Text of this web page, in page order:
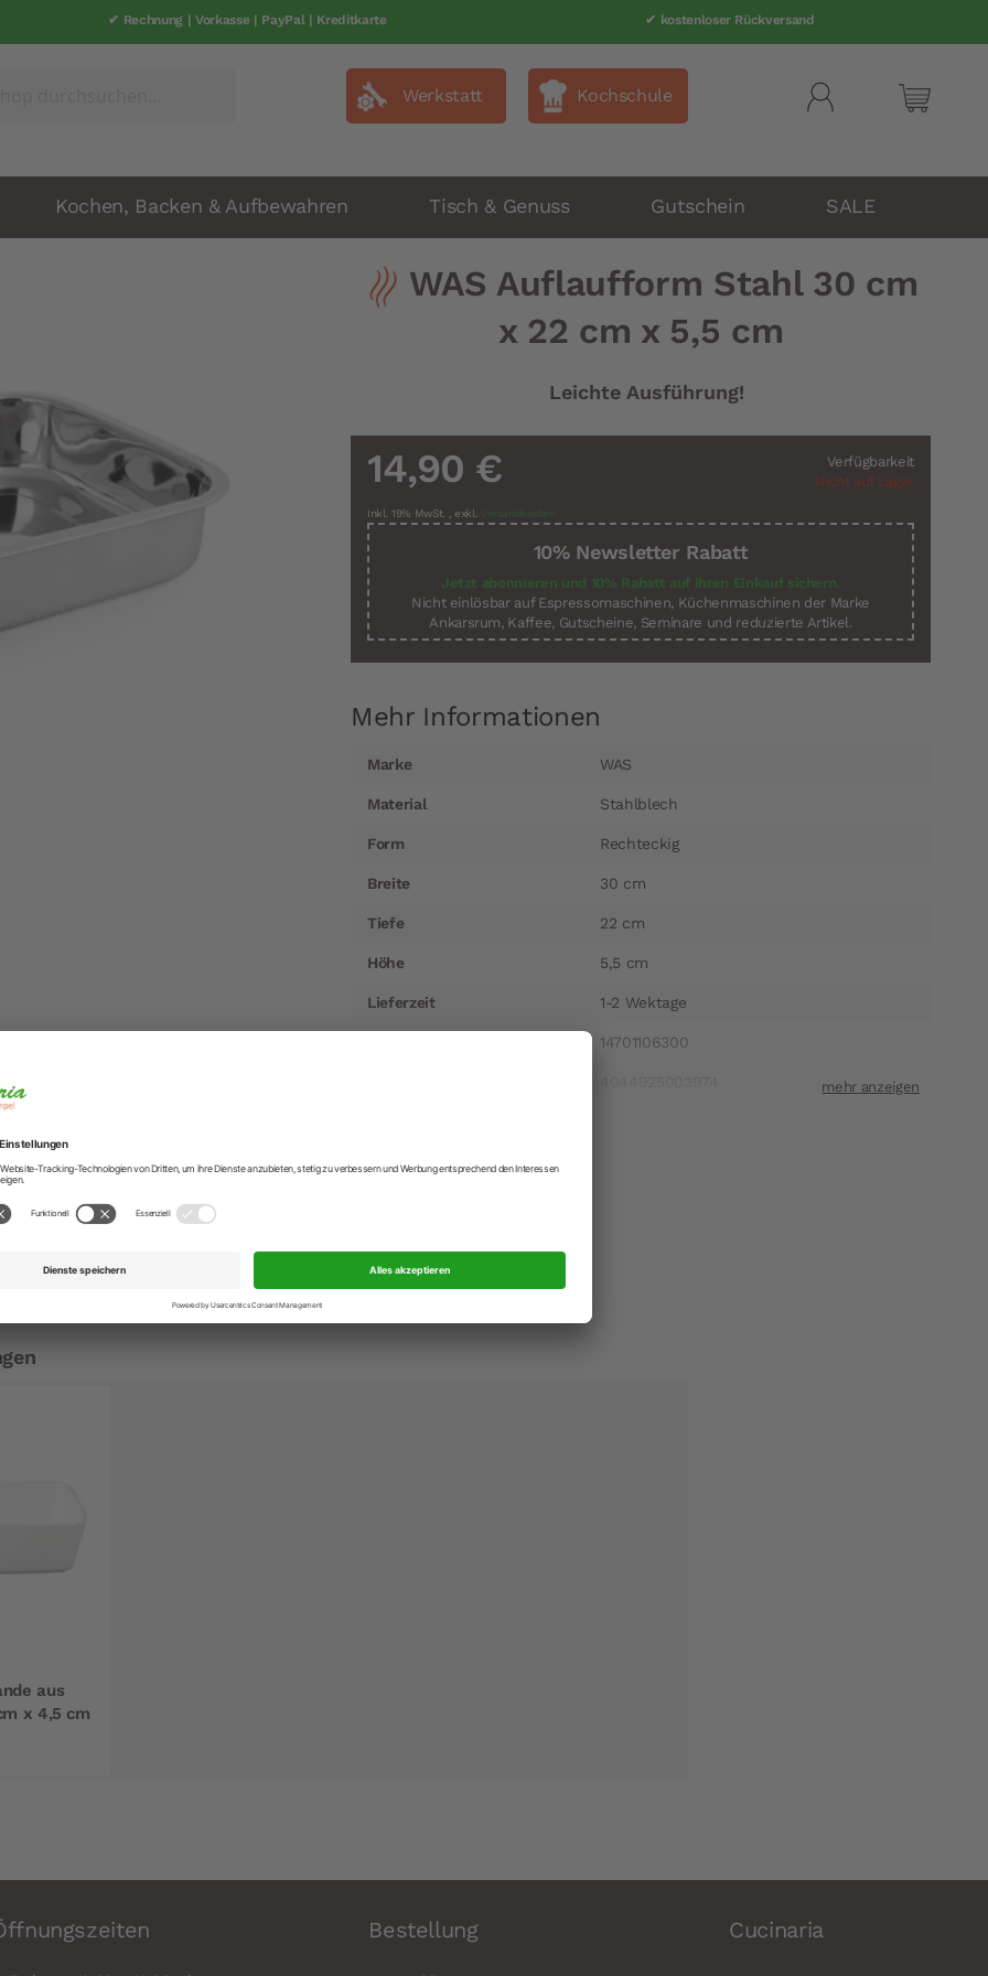
✔ Rechnung | Vorkasse | PayPal | Kreditkarte ✔ kostenloser Rückversand
✔ schneller Versand | 1-2 Werkatage ✔ Telefonsupport 040 80 60 999-0
Mein
Werkstatt Kochschule
Kochen, Backen & Aufbewahren Tisch & Genuss Gutschein SALE
WAS Auflaufform Stahl 30 cm
x 22 cm x 5,5 cm
Leichte Ausführung!
Verfügbarkeit
Nicht auf Lager
14,90 €
Inkl. 19% MwSt. , exkl. Versandkosten
10% Newsletter Rabatt
Jetzt abonnieren und 10% Rabatt auf Ihren Einkauf sichern.
Nicht einlösbar auf Espressomaschinen, Küchenmaschinen der Marke
Ankarsrum, Kaffee, Gutscheine, Seminare und reduzierte Artikel.
Mehr Informationen
Informationen
Marke WAS
Material Stahlblech
Form Rechteckig
Breite 30 cm
Tiefe 22 cm
Höhe 5,5 cm
Lieferzeit 1-2 Wektage
14701106300
Hersteller-Anschrift
30 cm x 22 cm x 5,5 cm
Schulz aus verchromten Stahl.
aber nicht für die Herdplatte.
Rand.
aus
x 4,5 cm
Bestellung Cucinaria